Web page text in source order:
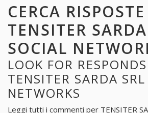
CERCA RISPOSTE
TENSITER
SOCIAL
LOOK FOR
TENSITER SARDA
NETWORKS
Leggi tutti i commenti per TENSITER